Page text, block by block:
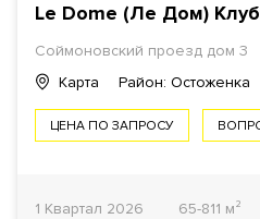
Le Dome (Ле Дом)
Соймоновский проезд дом 3
Карта
Район: Остоженка
ЦЕНА ПО ЗАПРОСУ
1 Квартал 2026 65-811 м²